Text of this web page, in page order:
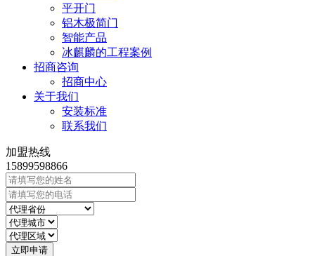
平开门
铝木极简门
智能产品
冰麒麟的工程案例
招商咨询
招商中心
关于我们
安装标准
联系我们
加盟热线
15899598866
立即申请